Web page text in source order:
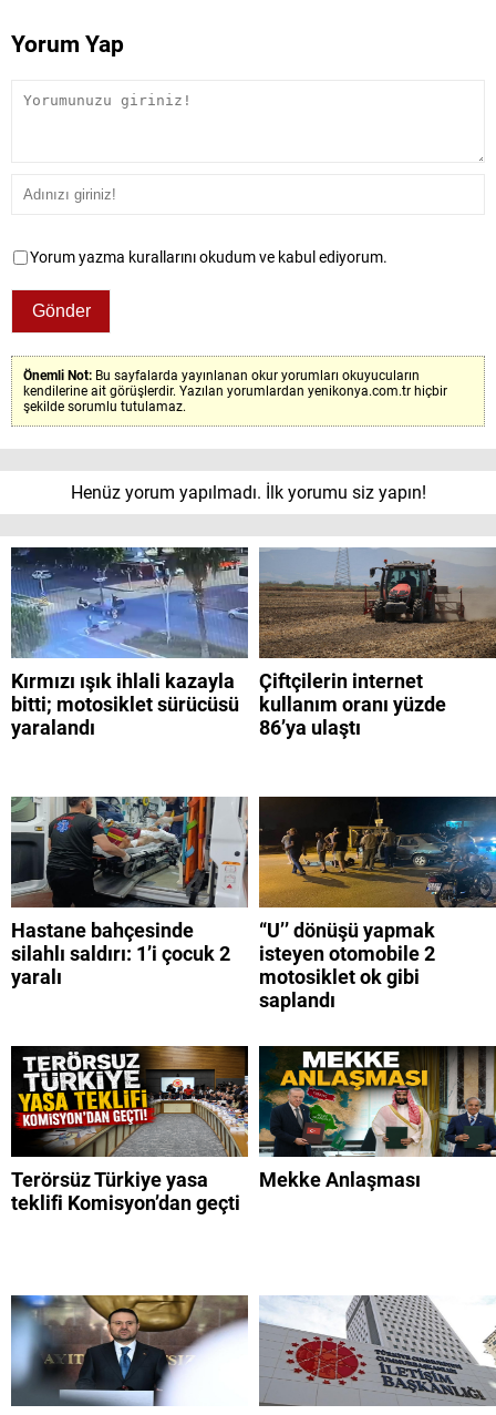
Yorum Yap
Yorum yazma kurallarını okudum ve kabul ediyorum.
Önemli Not: Bu sayfalarda yayınlanan okur yorumları okuyucuların
kendilerine ait görüşlerdir. Yazılan yorumlardan yenikonya.com.tr hiçbir
şekilde sorumlu tutulamaz.
Henüz yorum yapılmadı. İlk yorumu siz yapın!
Kırmızı ışık ihlali kazayla
bitti; motosiklet sürücüsü
yaralandı
Çiftçilerin internet
kullanım oranı yüzde
86’ya ulaştı
Hastane bahçesinde
silahlı saldırı: 1’i çocuk 2
yaralı
“U’’ dönüşü yapmak
isteyen otomobile 2
motosiklet ok gibi
saplandı
Terörsüz Türkiye yasa
teklifi Komisyon’dan geçti
Mekke Anlaşması